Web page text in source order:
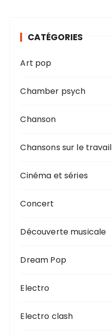
CATÉGORIES
Art pop
Chamber psych
Chanson
Chansons sur le travail
Cinéma et séries
Concert
Découverte musicale
Dream Pop
Electro
Electro clash